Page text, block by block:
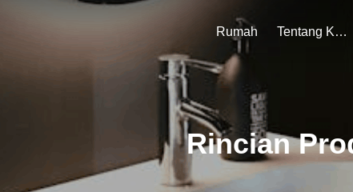
Rumah Tentang Kami
Rincian